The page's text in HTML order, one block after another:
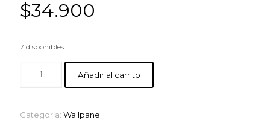
$34.900
7 disponibles
Añadir al carrito
Categoría: Wallpanel